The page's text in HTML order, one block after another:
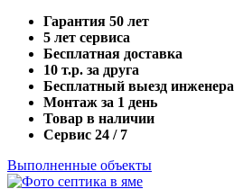
Гарантия 50 лет
5 лет сервиса
Бесплатная доставка
10 т.р. за друга
Бесплатный выезд инженера
Монтаж за 1 день
Товар в наличии
Сервис 24 / 7
Выполненные объекты